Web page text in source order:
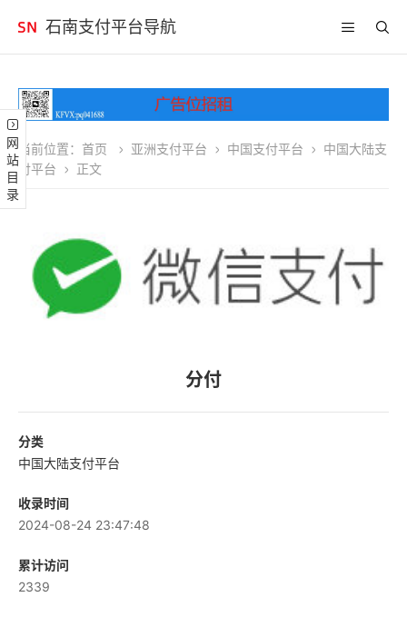
石南支付平台导航
网站目录 当前位置： 首页 亚洲支付平台 中国支付平台
中国大陆支
付平台
正文
分付
分类
中国大陆支付平台
收录时间
2024-08-24 23:47:48
累计访问
2339